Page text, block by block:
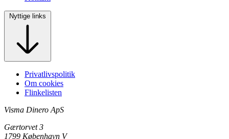
Nyttige links
Privatlivspolitik
Om cookies
Flinkelisten
Visma Dinero ApS
Gærtorvet 3
1799 København V